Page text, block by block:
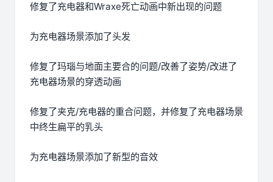
修复了充电器和Wraxe死亡动画中新出现的问题
为充电器场景添加了头发
修复了玛瑙与地面主要合的问题/改善了姿势/改进了
充电器场景的穿透动画
修复了夹克/充电器的重合问题，并修复了充电器场景
中终生扁平的乳头
为充电器场景添加了新型的音效